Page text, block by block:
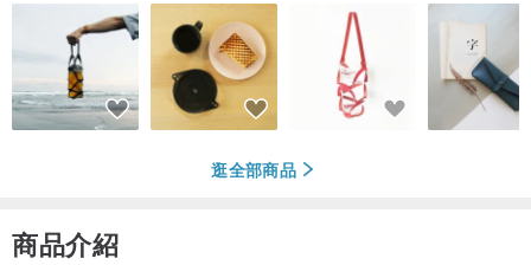
逛全部商品
商品介紹